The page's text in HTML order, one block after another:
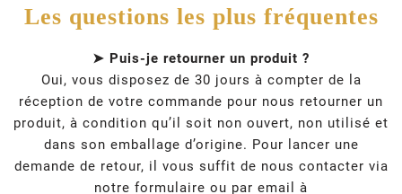
Les questions les plus fréquentes
➤ Puis-je retourner un produit ?
Oui, vous disposez de 30 jours à compter de la
réception de votre commande pour nous retourner un
produit, à condition qu’il soit non ouvert, non utilisé et
dans son emballage d’origine. Pour lancer une
demande de retour, il vous suffit de nous contacter via
notre formulaire ou par email à